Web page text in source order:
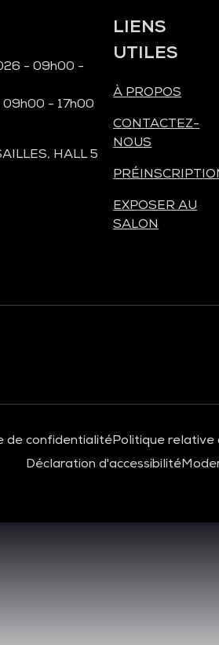
- 09h00 -
09h00 - 17h00
HALL 5
LIENS
UTILES
À PROPOS
CONTACTEZ-
NOUS
EXPOSER AU
SALON
de confidentialitéPolitique relative
Déclaration d'accessibilité